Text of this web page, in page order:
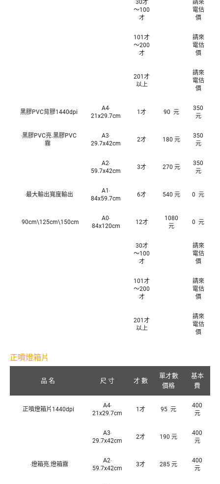
30才
～100
才
請來
電估
價
101才
～200
才
請來
電估
價
201才
以上
請來
電估
價
黑膠PVC背膠1440dpi
A4‧
21x29.7cm
1才 90 元
350
元
‧黑膠PVC亮.黑膠PVC
霧
A3‧
29.7x42cm
2才 180 元
350
元
A2‧
59.7x42cm
3才 270 元
350
元
‧最大輸出寬度輸出
A1‧
84x59.7cm
6才 540 元 0 元
90cm\125cm\150cm
A0‧
84x120cm
12才
1080
元
0 元
30才
～100
才
請來
電估
價
101才
～200
才
請來
電估
價
201才
以上
請來
電估
價
正噴燈箱片
品 名 尺 寸 才 數
單才數
價格
基本
費
正噴燈箱片1440dpi
A4‧
21x29.7cm
1才 95 元
400
元
A3‧
29.7x42cm
2才 190 元
400
元
‧燈箱亮.燈箱霧
A2‧
59.7x42cm
3才 285 元
400
元